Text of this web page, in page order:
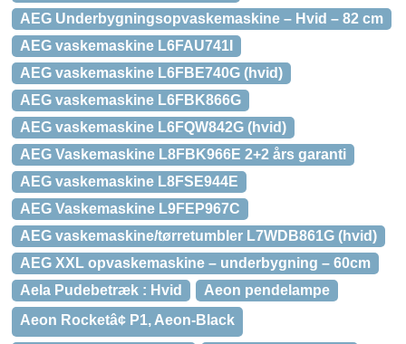
AEG Underbygningsopvaskemaskine – Hvid – 82 cm
AEG vaskemaskine L6FAU741I
AEG vaskemaskine L6FBE740G (hvid)
AEG vaskemaskine L6FBK866G
AEG vaskemaskine L6FQW842G (hvid)
AEG Vaskemaskine L8FBK966E 2+2 års garanti
AEG vaskemaskine L8FSE944E
AEG Vaskemaskine L9FEP967C
AEG vaskemaskine/tørretumbler L7WDB861G (hvid)
AEG XXL opvaskemaskine – underbygning – 60cm
Aela Pudebetræk : Hvid
Aeon pendelampe
Aeon Rocketâ¢ P1, Aeon-Black